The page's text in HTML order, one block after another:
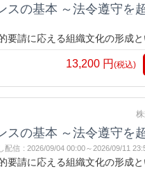
の基本 ～法令遵守を超
請に応える組織文化の形成と
わかりやすく解説します。内
13,200 円(税込)
の基本 ～法令遵守を超
配信 : 2026/09/04 00:00～2026/09/11
請に応える組織文化の形成